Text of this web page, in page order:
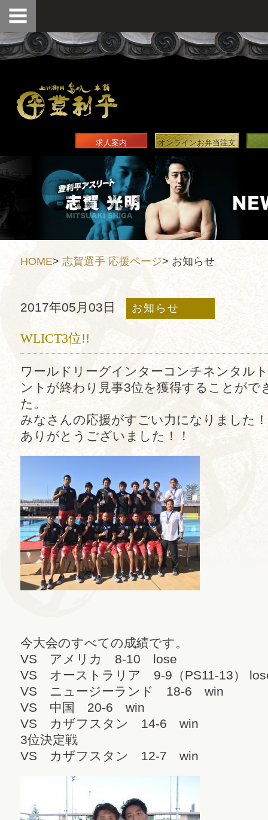
オンラインお弁当注文
求人案内
HOME> 志賀選手 応援ページ> お知らせ
2017年05月03日 お知らせ
WLICT3位!!
ワールドリーグインターコンチネンタル
ントが終わり見事3位を獲得することがで
た。
みなさんの応援がすごい力になりました！
ありがとうございました！！
今大会のすべての成績です。
VS アメリカ 8-10 lose
VS オーストラリア 9-9（PS11-13）
VS ニュージーランド 18-6 win
VS 中国 20-6 win
VS カザフスタン 14-6 win
3位決定戦
VS カザフスタン 12-7 win